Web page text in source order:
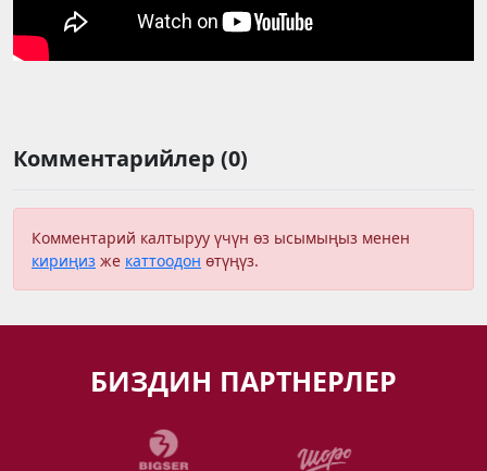
Комментарийлер (0)
Комментарий калтыруу үчүн өз ысымыңыз менен
кириңиз же каттоодон өтүңүз.
БИЗДИН ПАРТНЕРЛЕР